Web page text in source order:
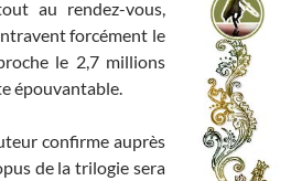
au rendez-vous,
forcément le
le 2,7 millions
épouvantable.
confirme auprès
de la trilogie sera